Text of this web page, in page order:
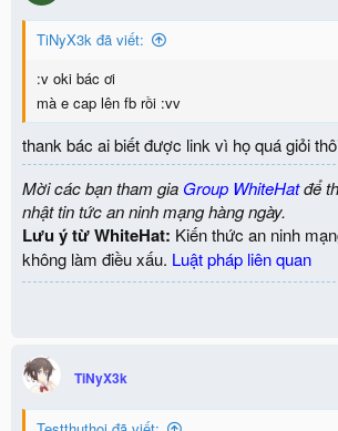
TiNyX3k đã viết:
:v oki bác ơi
mà e cap lên fb rồi :vv
thank bác ai biết được link vì họ quá giỏi
Mời các bạn tham gia Group WhiteHatđể
nhật tin tức an ninh mạng hàng ngày.
Lưu ý từ WhiteHat: Kiến thức an ninh
không làm điều xấu. Luật pháp liên quan
TiNyX3k